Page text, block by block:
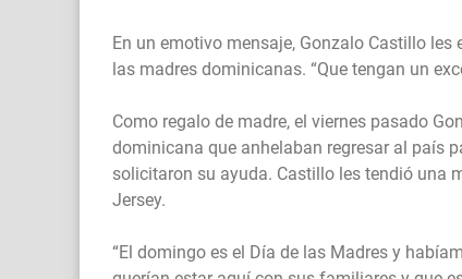
En un emotivo mensaje, Gonzalo Castillo
las madres dominicanas. “Que tengan un
Como regalo de madre, el viernes pasado
dominicana que anhelaban regresar al país
solicitaron su ayuda. Castillo les tendió una
Jersey.
“El domingo es el Día de las Madres y